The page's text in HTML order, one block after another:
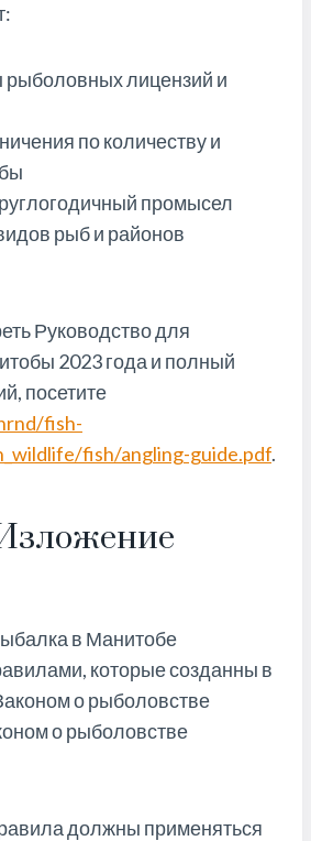
лицензий и
по количеству и
промысел
рыб и районов
Руководство для
2023 года и полный
посетите
fish-
fish/angling-guide.pdf.
в Манитобе
которые созданны в
о рыболовстве
о рыболовстве
должны применяться